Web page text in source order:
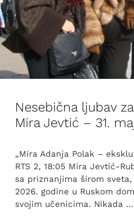
Nesebična ljubav
Mira Jevtić – 31.
„Mira Adanja Polak –
RTS 2, 18:05 Mira Jevtić-
sa priznanjima širom
2026. godine u Ruskom
svojim učenicima. Nikada …